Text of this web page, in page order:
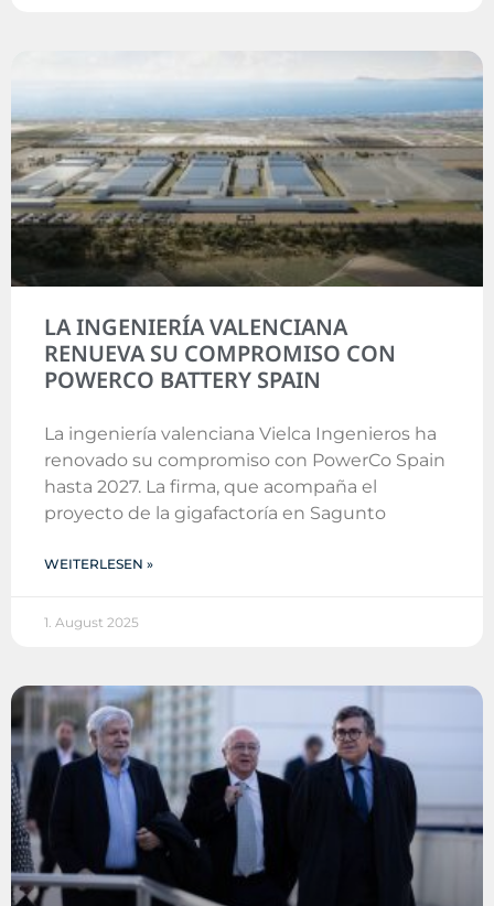
LA INGENIERÍA VALENCIANA
RENUEVA SU COMPROMISO CON
POWERCO BATTERY SPAIN
La ingeniería valenciana Vielca Ingenieros ha
renovado su compromiso con PowerCo Spain
hasta 2027. La firma, que acompaña el
proyecto de la gigafactoría en Sagunto
WEITERLESEN »
1. August 2025